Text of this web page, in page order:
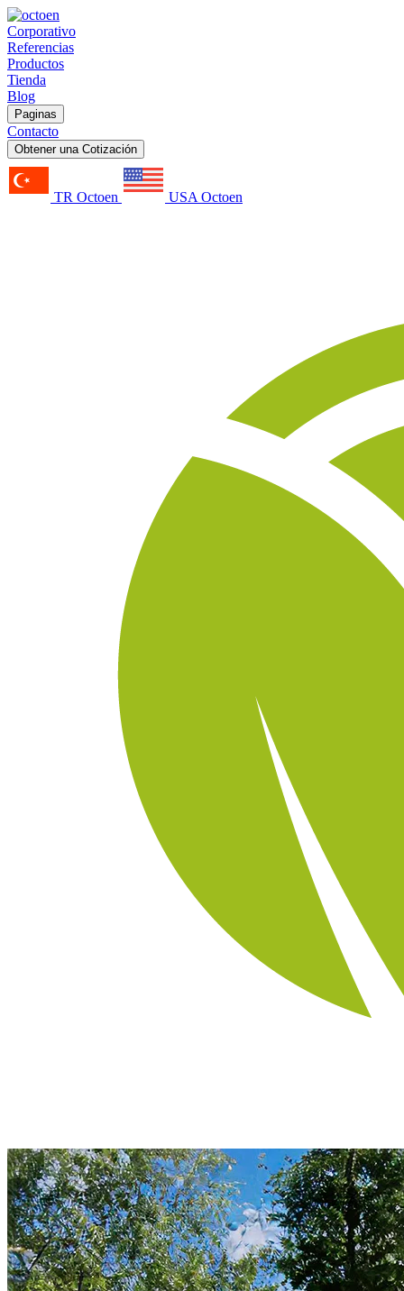
Corporativo
Referencias
Productos
Tienda
Blog
Paginas
Contacto
Obtener una Cotización
TR Octoen USA Octoen